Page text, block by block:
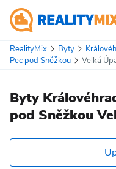
RealityMix Byty
Pec pod Sněžkou
Velká
Byty
pod Sněžkou